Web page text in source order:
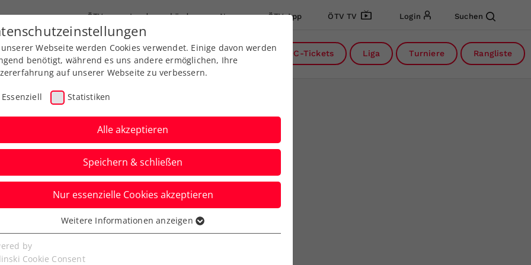
ÖTV Landesverbände News ÖTV App ÖTV TV Login Suchen
Ausbildung Services Über uns DC-Tickets Liga Turniere Rangliste
auch durch
nicht zu stoppen
Webseite werden Cookies verwendet. Einige davon werden
benötigt, während es uns andere ermöglichen, Ihre
auf unserer Webseite zu verbessern.
Essenziell Statistiken
Alle akzeptieren
Speichern & schließen
Nur essenzielle Cookies akzeptieren
Cookies werden für grundlegende Funktionen der
benötigt. Dadurch ist gewährleistet, dass die Webseite
Weitere Informationen anzeigen
by
Cookie Consent